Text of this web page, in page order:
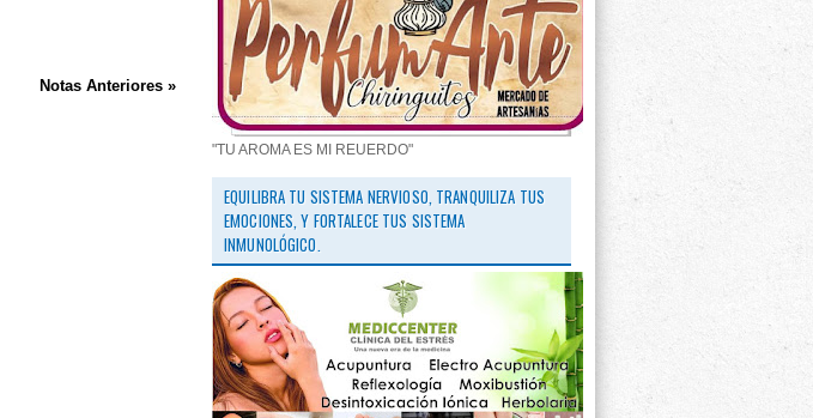
Notas Anteriores »
"TU AROMA ES MI REUERDO"
EQUILIBRA TU SISTEMA NERVIOSO, TRANQUILIZA TUS
EMOCIONES, Y FORTALECE TUS SISTEMA
INMUNOLÓGICO.